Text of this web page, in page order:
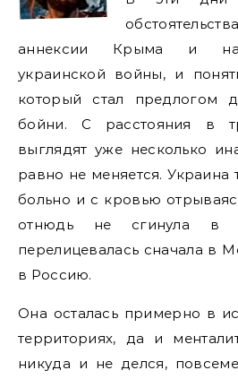
аннексии Крыма и
украинской войны, и
который стал предлогом
бойни. С расстояния в
выглядят уже несколько
равно не меняется. Украина
больно и с кровью
отнюдь не сгинула в
перелицевалась сначала в
в Россию.
Она осталась примерно в
территориях, да и
никуда и не делся,